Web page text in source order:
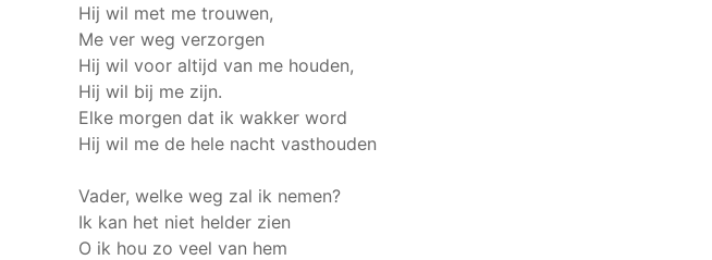
Hij wil met me trouwen,
Me ver weg verzorgen
Hij wil voor altijd van me houden,
Hij wil bij me zijn.
Elke morgen dat ik wakker word
Hij wil me de hele nacht vasthouden
Vader, welke weg zal ik nemen?
Ik kan het niet helder zien
O ik hou zo veel van hem